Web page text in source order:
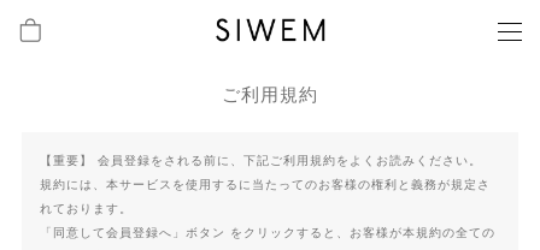
ご利用規約
【重要】 会員登録をされる前に、下記ご利用規約をよくお読みください。
規約には、本サービスを使用するに当たってのお客様の権利と義務が規定さ
れております。
「同意して会員登録へ」ボタン をクリックすると、お客様が本規約の全ての